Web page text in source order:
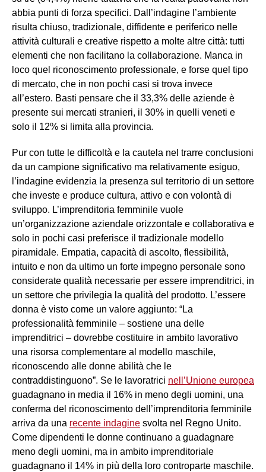
abbia punti di forza specifici. Dall’indagine l’ambiente
risulta chiuso, tradizionale, diffidente e periferico nelle
attività culturali e creative rispetto a molte altre città: tutti
elementi che non facilitano la collaborazione. Manca in
loco quel riconoscimento professionale, e forse quel tipo
di mercato, che in non pochi casi si trova invece
all’estero. Basti pensare che il 33,3% delle aziende è
presente sui mercati stranieri, il 30% in quelli veneti e
solo il 12% si limita alla provincia.
Pur con tutte le difficoltà e la cautela nel trarre conclusioni
da un campione significativo ma relativamente esiguo,
l’indagine evidenzia la presenza sul territorio di un settore
che investe e produce cultura, attivo e con volontà di
sviluppo. L’imprenditoria femminile vuole
un’organizzazione aziendale orizzontale e collaborativa e
solo in pochi casi preferisce il tradizionale modello
piramidale. Empatia, capacità di ascolto, flessibilità,
intuito e non da ultimo un forte impegno personale sono
considerate qualità necessarie per essere imprenditrici, in
un settore che privilegia la qualità del prodotto. L’essere
donna è visto come un valore aggiunto: “La
professionalità femminile – sostiene una delle
imprenditrici – dovrebbe costituire in ambito lavorativo
una risorsa complementare al modello maschile,
riconoscendo alle donne abilità che le
contraddistinguono”. Se le lavoratrici nell’Unione europea
guadagnano in media il 16% in meno degli uomini, una
conferma del riconoscimento dell’imprenditoria femminile
arriva da una recente indagine svolta nel Regno Unito.
Come dipendenti le donne continuano a guadagnare
meno degli uomini, ma in ambito imprenditoriale
guadagnano il 14% in più della loro controparte maschile.